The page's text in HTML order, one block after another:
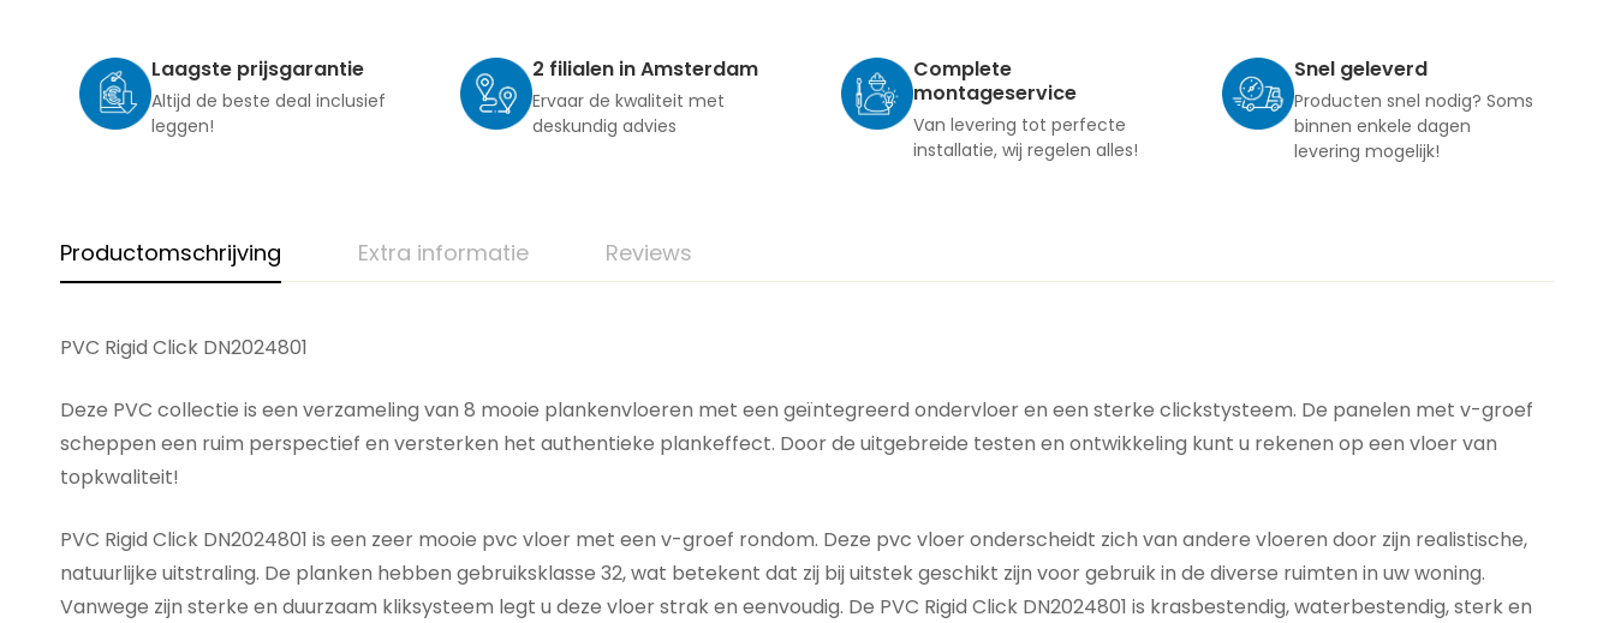
Laagste prijsgarantie
Altijd de beste deal inclusief
leggen!
2 filialen in Amsterdam
Ervaar de kwaliteit met
deskundig advies
Complete
montageservice
Van levering tot perfecte
installatie, wij regelen alles!
Snel geleverd
Producten snel nodig? Soms
binnen enkele dagen
levering mogelijk!
Productomschrijving Extra informatie Reviews
PVC Rigid Click DN2024801
Deze PVC collectie is een verzameling van 8 mooie plankenvloeren met een geïntegreerd ondervloer en een sterke clickstysteem. De panelen met v-groef
scheppen een ruim perspectief en versterken het authentieke plankeffect. Door de uitgebreide testen en ontwikkeling kunt u rekenen op een vloer van
topkwaliteit!
PVC Rigid Click DN2024801 is een zeer mooie pvc vloer met een v-groef rondom. Deze pvc vloer onderscheidt zich van andere vloeren door zijn realistische,
natuurlijke uitstraling. De planken hebben gebruiksklasse 32, wat betekent dat zij bij uitstek geschikt zijn voor gebruik in de diverse ruimten in uw woning.
Vanwege zijn sterke en duurzaam kliksysteem legt u deze vloer strak en eenvoudig. De PVC Rigid Click DN2024801 is krasbestendig, waterbestendig, sterk en